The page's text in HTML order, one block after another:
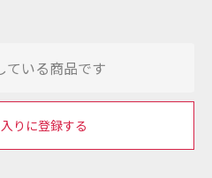
りに登録する
ている商品です